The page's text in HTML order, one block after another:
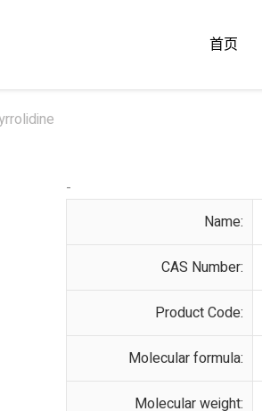
首页
-
Name:
CAS Number:
Product Code:
Molecular formula:
Molecular weight: